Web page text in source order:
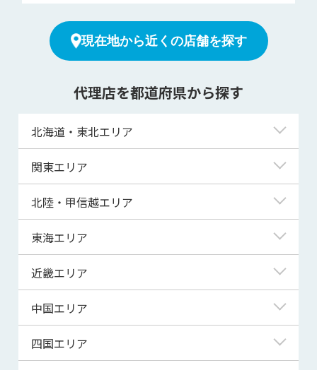
現在地から近くの店舗を探す
代理店を都道府県から探す
北海道・東北エリア
北海道
青森県
宮城県
秋田県
山形県
関東エリア
東京都
神奈川県
埼玉県
千葉県
茨城県
群馬県
北陸・甲信越エリア
新潟県
富山県
福井県
山梨県
東海エリア
岐阜県
静岡県
三重県
近畿エリア
滋賀県
京都府
中国エリア
鳥取県
四国エリア